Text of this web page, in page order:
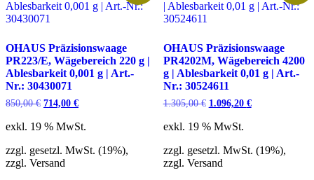
OHAUS Präzisionswaage
PR223/E, Wägebereich 220 g |
Ablesbarkeit 0,001 g | Art.-
Nr.: 30430071
850,00€ Ursprünglicher
war:
714,00 €Aktueller
ist:
exkl. 19 % MwSt.
zzgl. gesetzl. MwSt. (19%),
zzgl. Versand
OHAUS Präzisionswaage
PR4202M, Wägebereich 4200
g | Ablesbarkeit 0,01 g | Art.-
Nr.: 30524611
1.305,00€ Ursprünglicher
war:
1.096,20 €Aktueller
exkl. 19 % MwSt.
zzgl. gesetzl. MwSt. (19%),
zzgl. Versand